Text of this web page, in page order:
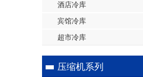
酒店冷库
宾馆冷库
超市冷库
压缩机系列